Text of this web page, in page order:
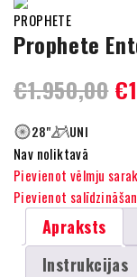
Prophete
€1.950,00 €
28" UNI
Nav noliktavā
Pievienot vēlmju
Pievienot
Apraksts
Instrukcijas